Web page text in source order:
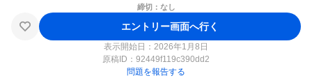
締切：なし
エントリー画面へ行く
表示開始日：2026年1月8日
原稿ID： 92449f119c390dd2
問題を報告する